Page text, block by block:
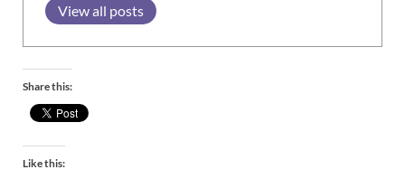
View all posts
Share this:
Like this: